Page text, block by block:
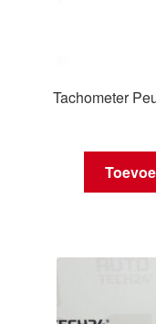
Tachometer